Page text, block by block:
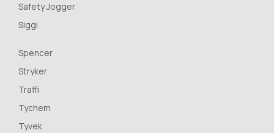
Safety Jogger
Siggi
Spencer
Stryker
Traffi
Tychem
Tyvek